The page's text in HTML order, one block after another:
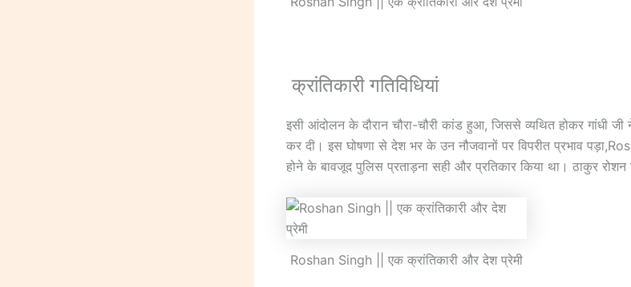
क्रांतिकारी गतिविधियां
इसी आंदोलन के दौरान चौरा-चौरी कांड हुआ, जिससे व्यथित होकर गांधी
कर दी। इस घोषणा से देश भर के उन नौजवानों पर विपरीत प्रभाव
होने के बावजूद पुलिस प्रताड़ना सही और प्रतिकार किया था। ठाकुर
Roshan Singh || एक क्रांतिकारी और देश प्रेमी